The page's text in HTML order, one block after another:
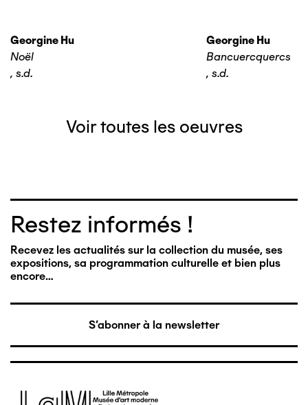
Georgine Hu
Noël
, s.d.
Georgine Hu
Bancuercquercs
, s.d.
Voir toutes les oeuvres
Restez informés !
Recevez les actualités sur la collection du musée, ses
expositions, sa programmation culturelle et bien plus
encore…
S'abonner à la newsletter
Image